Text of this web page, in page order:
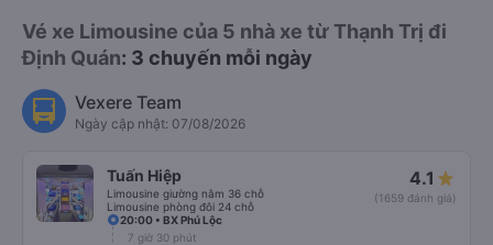
Vé xe Limousine của 5 nhà xe từ Thạnh Trị đi
Định Quán: 3 chuyến mỗi ngày
Vexere Team
Ngày cập nhật: 07/08/2026
Tuấn Hiệp
Limousine giường nằm 36 chỗ
Limousine phòng đôi 24 chỗ
4.1
(1659 đánh giá)
20:00 • BX Phú Lộc
7 giờ 30 phút